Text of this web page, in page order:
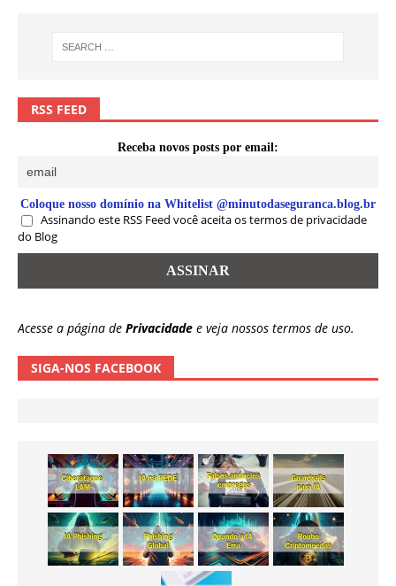
RSS FEED
Receba novos posts por email:
Coloque nosso domínio na Whitelist @minutodaseguranca.blog.br
Assinando este RSS Feed você aceita os termos de privacidade
do Blog
Acesse a página de Privacidade e veja nossos termos de uso.
SIGA-NOS FACEBOOK